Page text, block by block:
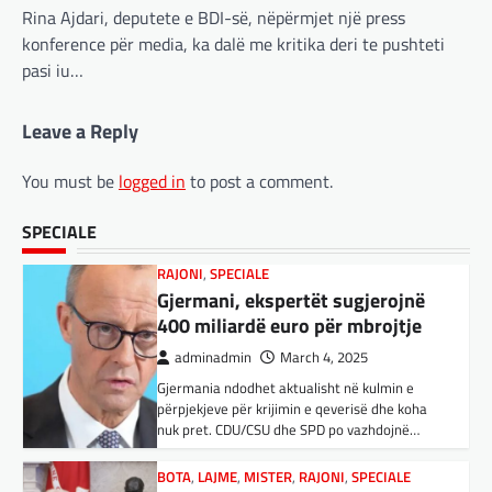
Rina Ajdari, deputete e BDI-së, nëpërmjet një press
konference për media, ka dalë me kritika deri te pushteti
pasi iu…
Leave a Reply
You must be logged in to post a comment.
SPECIALE
Gjermani, ekspertët sugjerojnë
400 miliardë euro për mbrojtje
ndërprerjes së ndihmës
ushtarake për Ukrainën nga
Trump
adminadmin March 4, 2025
Pas takimit të liderëve evropianë në Londër,
francezët dhe britanikët kanë hartuar një
plan paqeje për luftën në Ukrainë, të…
BOTA,KRONIKË E ZEZË,LAJME,
MË TË FUNDIT,MISTER,RAJONI,SPECIALE
inteligjencës artificiale (AI). Përparimi i
aplikacionit kinez…
kanë shkundur Europën
Nga Preç Zogaj Me rikthimin e bujshëm në
Shtëpinë e Bardhë, Presidenti Tramp po e
trondit status-quonë ndërkombëtare të
miqësive,…
FUN,KULTURË, LAJME,MISTER,OPINIONE
SPECIALE
Kuvendi i Lezhës dhe konteksti
aktual gjeopolitik i shqiptarëve